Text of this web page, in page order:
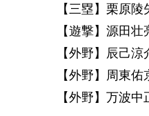
【三塁】栗原
【遊撃】源田
【外野】辰己
【外野】周東
【外野】万波